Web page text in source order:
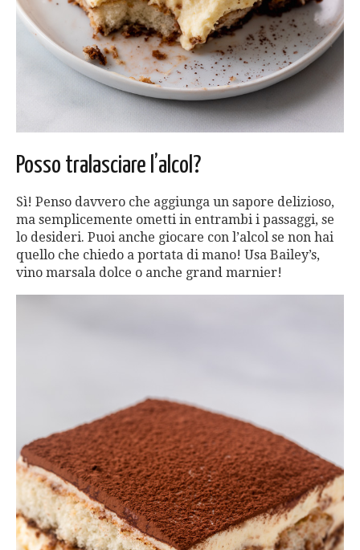
Posso tralasciare l’alcol?
Sì! Penso davvero che aggiunga un sapore delizioso,
ma semplicemente ometti in entrambi i passaggi, se
lo desideri. Puoi anche giocare con l’alcol se non hai
quello che chiedo a portata di mano! Usa Bailey’s,
vino marsala dolce o anche grand marnier!